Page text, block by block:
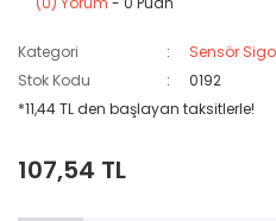
Kategori
Sensör
Stok Kodu
0192
*11,44 TL den başlayan taksitlerle!
107,54 TL